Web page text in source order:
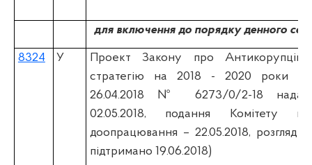
для включення до порядку денного сесії
8324 У
Проект Закону про
стратегію на 2018 - 2020 роки
26.04.2018 № 6273/0/2-18
02.05.2018, подання Комітету
доопрацювання – 22.05.2018, розгляд
підтримано 19.06.2018)